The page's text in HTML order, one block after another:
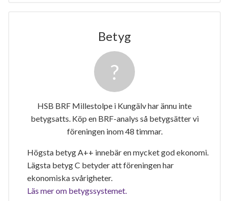
Betyg
HSB BRF Millestolpe i Kungälv har ännu inte
betygsatts. Köp en BRF-analys så betygsätter vi
föreningen inom 48 timmar.
Högsta betyg A++ innebär en mycket god ekonomi.
Lägsta betyg C betyder att föreningen har
ekonomiska svårigheter.
Läs mer om betygssystemet.